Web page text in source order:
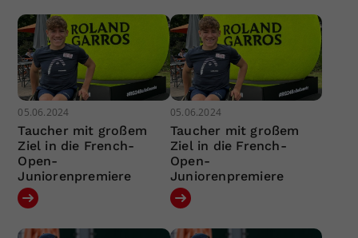
05.06.2024
Taucher mit großem
Ziel in die French-
Open-
Juniorenpremiere
05.06.2024
Taucher mit großem
Ziel in die French-
Open-
Juniorenpremiere